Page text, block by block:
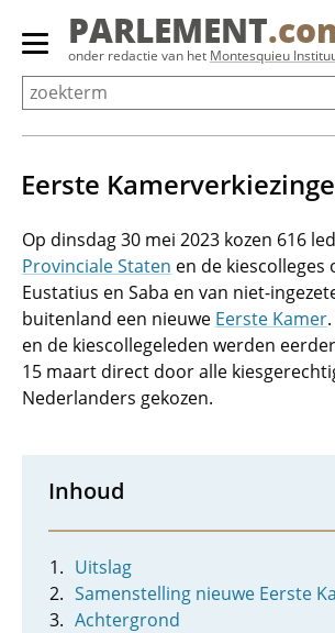
Overslaan
Primair
menu
tonen/verbergen
PARLEMENT
onder redactie van het Montesquieu
Eerste
Op dinsdag 30 mei 2023 kozen 616
Provinciale Staten en de kiescolleges
Eustatius en Saba en van niet-
buitenland een nieuwe Eerste Kamer
en de kiescollegeleden werden
15 maart direct door alle
Nederlanders gekozen.
Inhoud
Uitslag
Samenstelling nieuwe Eerste
Achtergrond